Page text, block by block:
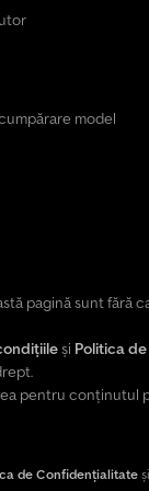
model
pagină sunt fără
și Politica
pentru
de Confidențialitate și